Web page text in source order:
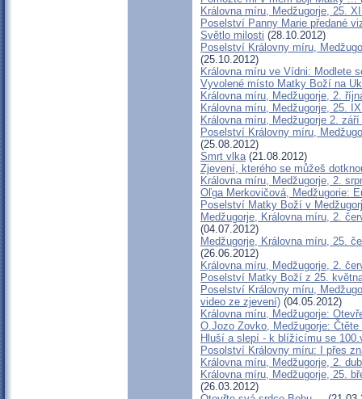
Královna míru, Medžugorje, 25.
Poselství Panny Marie předané
Světlo milosti (28.10.2012)
Poselství Královny míru,
(25.10.2012)
Královna míru ve Vídni: Modlete
Vyvolené místo Matky Boží na
Královna míru, Medžugorje, 2.
Královna míru, Medžugorje, 25.
Královna míru, Medžugorje 2.
Poselství Královny míru,
(25.08.2012)
Smrt vlka(21.08.2012)
Zjevení, kterého se můžeš
Královna míru, Medžugorje, 2.
Oľga Merkovičová, Medžugorie:
Poselství Matky Boží v
Medžugorje, Královna míru, 2.
(04.07.2012)
Medžugorje, Královna míru, 25.
(26.06.2012)
Královna míru, Medžugorje, 2.
Poselství Matky Boží z 25.
Poselství Královny míru,
video ze zjevení) (04.05.2012)
Královna míru, Medžugorje:
O.Jozo Zovko, Medžugorje: Čtěte
Hluší a slepí - k blížícímu se
Posolství Královny míru: I přes
Královna míru, Medžugorje, 2.
Královna míru, Medžugorje, 25.
(26.03.2012)